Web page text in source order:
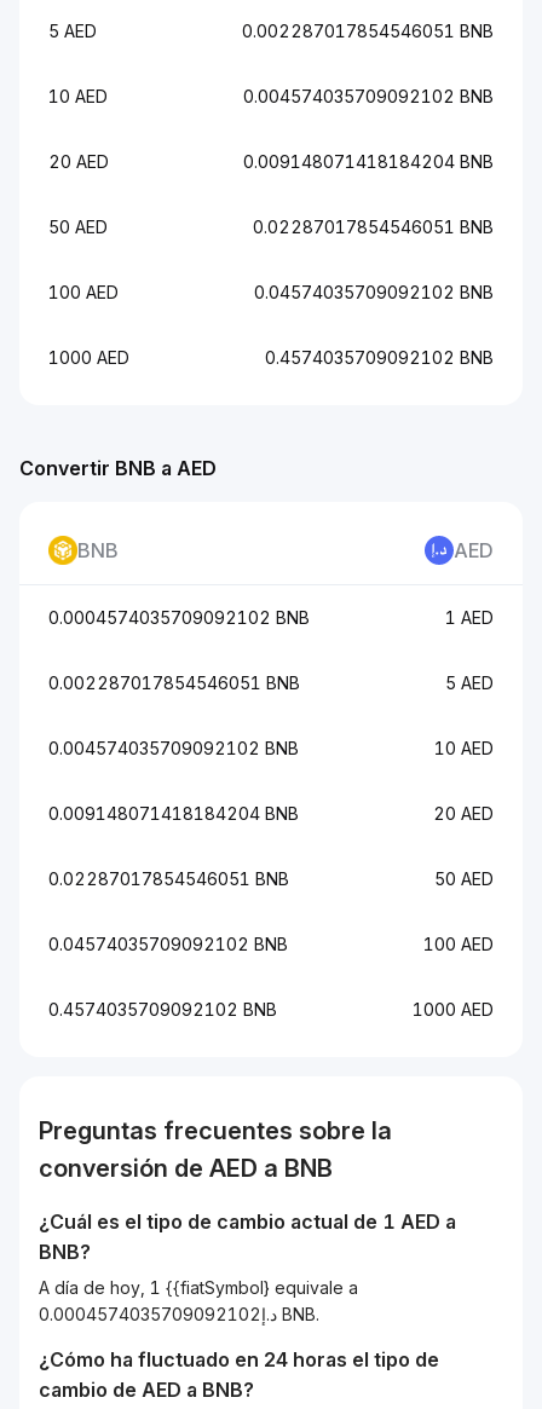
Convertir BNB a AED
BNB AED
0.0004574035709092102 BNB 1 AED
0.002287017854546051 BNB 5 AED
0.004574035709092102 BNB 10 AED
0.009148071418184204 BNB 20 AED
0.02287017854546051 BNB 50 AED
0.04574035709092102 BNB 100 AED
0.4574035709092102 BNB 1000 AED
5 AED 0.002287017854546051 BNB
10 AED 0.004574035709092102 BNB
20 AED 0.009148071418184204 BNB
50 AED 0.02287017854546051 BNB
100 AED 0.04574035709092102 BNB
1000 AED 0.4574035709092102 BNB
Preguntas frecuentes sobre la
conversión de AED a BNB
¿Cuál es el tipo de cambio actual de 1 AED a
BNB?
A día de hoy, 1 {{fiatSymbol} equivale a
د.إ0.0004574035709092102 BNB.
¿Cómo ha fluctuado en 24 horas el tipo de
cambio de AED a BNB?